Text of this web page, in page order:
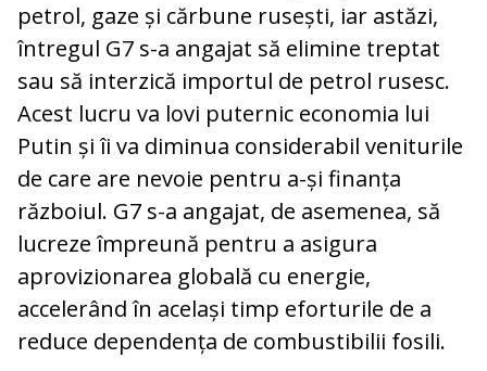
petrol, gaze și cărbune rusești, iar astăzi,
întregul G7 s-a angajat să elimine treptat
sau să interzică importul de petrol rusesc.
Acest lucru va lovi puternic economia lui
Putin și îi va diminua considerabil veniturile
de care are nevoie pentru a-și finanța
războiul. G7 s-a angajat, de asemenea, să
lucreze împreună pentru a asigura
aprovizionarea globală cu energie,
accelerând în același timp eforturile de a
reduce dependența de combustibilii fosili.